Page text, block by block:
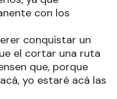
con los
conquistar un
el cortar una ruta
que, porque
yo estaré acá las